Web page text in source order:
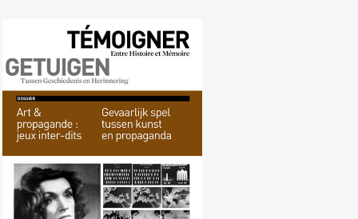
Nr. 111 (12/2011) Gevaarlijk spel
tussen kunst en propaganda